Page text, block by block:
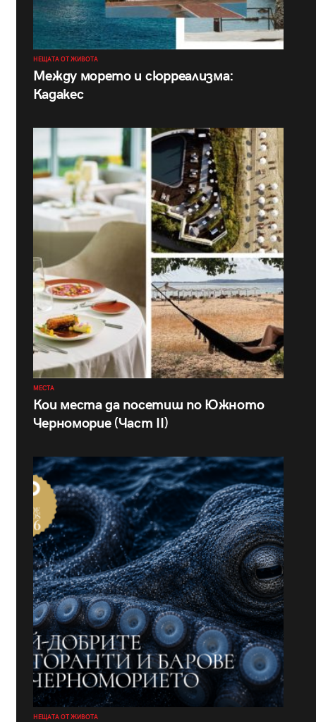
НЕЩАТА ОТ ЖИВОТА
Между морето и сюрреализма:
Кадакес
МЕСТА
Кои места да посетиш по Южното
Черноморие (Част II)
НЕЩАТА ОТ ЖИВОТА